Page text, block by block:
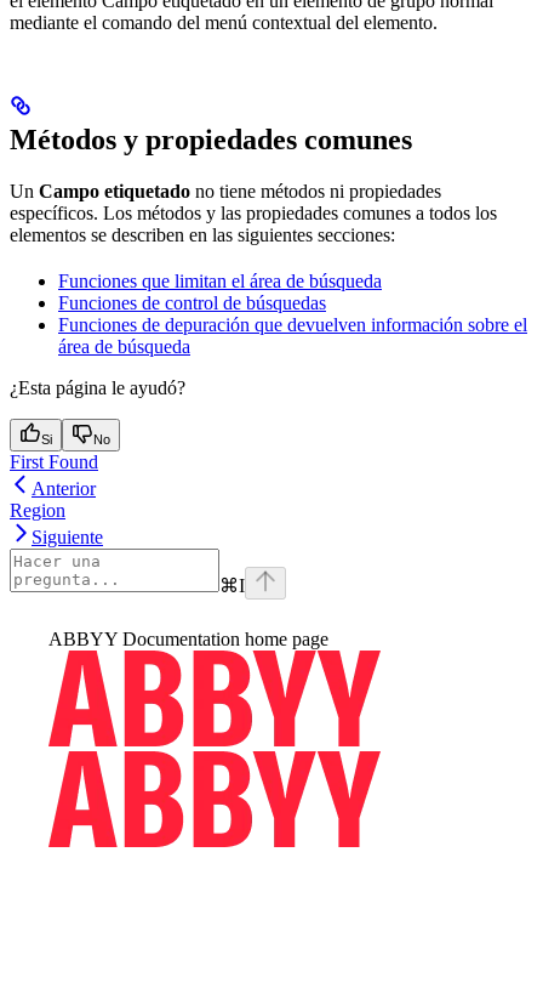
mediante el comando del menú contextual del elemento.
Métodos y propiedades comunes
Un Campo etiquetado no tiene métodos ni propiedades
específicos. Los métodos y las propiedades comunes a todos los
elementos se describen en las siguientes secciones:
Funciones que limitan el área de búsqueda
Funciones de control de búsquedas
Funciones de depuración que devuelven información sobre el
área de búsqueda
¿Esta página le ayudó?
Si No
First Found
Anterior
Region
Siguiente
⌘I
ABBYY Documentation home page